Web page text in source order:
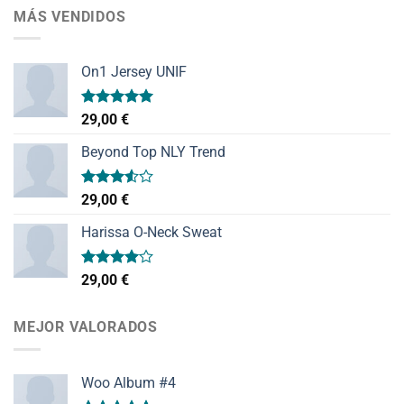
MÁS VENDIDOS
On1 Jersey UNIF
Valorado
con
de 5
29,00 €
Beyond Top NLY Trend
Valorado
con
3.50de
5
29,00 €
Harissa O-Neck Sweat
Valorado
con
29,00 €
MEJOR VALORADOS
Woo Album #4